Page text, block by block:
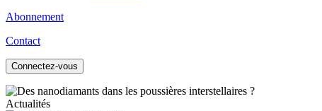
Abonnement
Contact
Connectez-vous
Actualités